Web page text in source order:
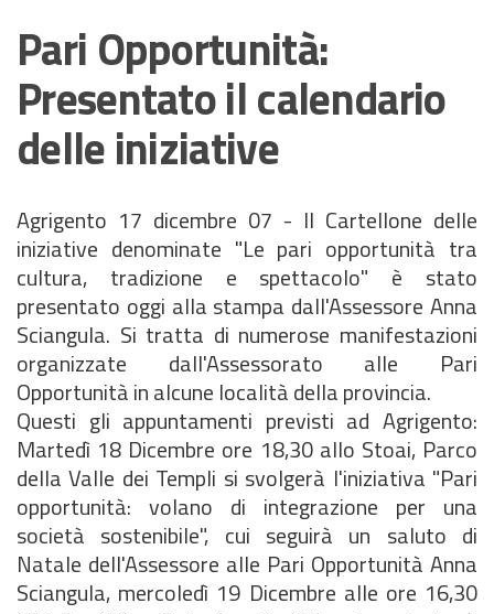
Pari Opportunità:
Presentato il calendario
delle iniziative
Agrigento 17 dicembre 07 - Il Cartellone delle
iniziative denominate "Le pari opportunità tra
cultura, tradizione e spettacolo" è stato
presentato oggi alla stampa dall'Assessore Anna
Sciangula. Si tratta di numerose manifestazioni
organizzate dall'Assessorato alle Pari
Opportunità in alcune località della provincia.
Questi gli appuntamenti previsti ad Agrigento:
Martedì 18 Dicembre ore 18,30 allo Stoai, Parco
della Valle dei Templi si svolgerà l'iniziativa "Pari
opportunità: volano di integrazione per una
società sostenibile", cui seguirà un saluto di
Natale dell'Assessore alle Pari Opportunità Anna
Sciangula, mercoledì 19 Dicembre alle ore 16,30